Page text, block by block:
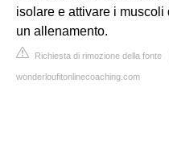
isolare e attivare i
un allenamento.
Richiesta di rimozione della fonte
wonderloufitonlinecoaching.com